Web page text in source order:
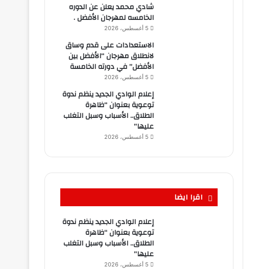
شادي محمد يعلن عن الدوره
الخامسه لمهرجان الأفضل .
5 أغسطس، 2026
الاستعدادات على قدم وساق
لانطلاق مهرجان “الأفضل بين
الأفضل” في دورته الخامسة
5 أغسطس، 2026
إعلام الوادي الجديد ينظم ندوة
توعوية بعنوان “ظاهرة
الطلاق.. الأسباب وسبل التغلب
عليها”
5 أغسطس، 2026
اقرا ايضا
إعلام الوادي الجديد ينظم ندوة
توعوية بعنوان “ظاهرة
الطلاق.. الأسباب وسبل التغلب
عليها”
5 أغسطس، 2026